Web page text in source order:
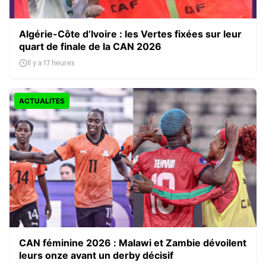
Algérie-Côte d’Ivoire : les Vertes fixées sur leur
quart de finale de la CAN 2026
Il y a 17 heures
ACTUALITES
CAN féminine 2026 : Malawi et Zambie dévoilent
leurs onze avant un derby décisif